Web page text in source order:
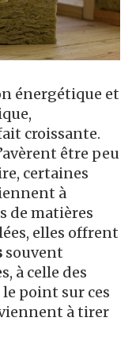
énergétique et
croissante.
être peu
certaines
à
de matières
elles offrent
souvent
à celle des
point sur ces
à tirer